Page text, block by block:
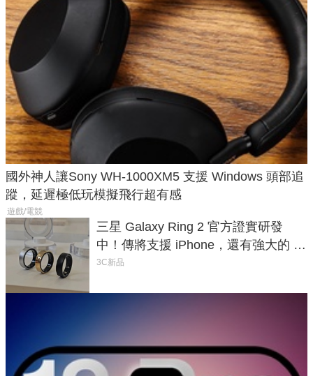
國外神人讓Sony WH-1000XM5 支援 Windows 頭部追
蹤，延遲極低玩模擬飛行超有感
遊戲/電競
三星 Galaxy Ring 2 官方證實研發
中！傳將支援 iPhone，還有強大的 AI
與智慧家電連動功能
3C新品